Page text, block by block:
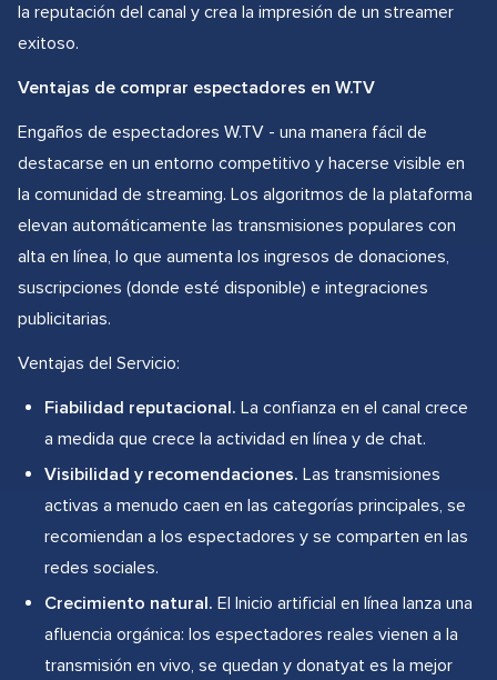
la reputación del canal y crea la impresión de un streamer
exitoso.
Ventajas de comprar espectadores en W.TV
Engaños de espectadores W.TV - una manera fácil de
destacarse en un entorno competitivo y hacerse visible en
la comunidad de streaming. Los algoritmos de la plataforma
elevan automáticamente las transmisiones populares con
alta en línea, lo que aumenta los ingresos de donaciones,
suscripciones (donde esté disponible) e integraciones
publicitarias.
Ventajas del Servicio:
Fiabilidad reputacional. La confianza en el canal crece
a medida que crece la actividad en línea y de chat.
Visibilidad y recomendaciones. Las transmisiones
activas a menudo caen en las categorías principales, se
recomiendan a los espectadores y se comparten en las
redes sociales.
Crecimiento natural. El Inicio artificial en línea lanza una
afluencia orgánica: los espectadores reales vienen a la
transmisión en vivo, se quedan y donatyat es la mejor